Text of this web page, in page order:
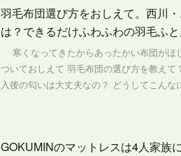
羽毛布団選び方をおしえて。西川
は？できるだけふわふわの羽毛ふ
寒くなってきたからあったかい布団が
ついておしえて 羽毛布団の選び方を教え
入後の匂いは大丈夫なの？ どうしてこん
GOKUMINのマットレスは4人家